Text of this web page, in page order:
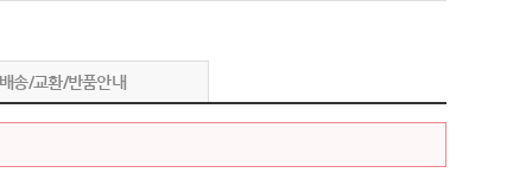
배송/교환/반품안내